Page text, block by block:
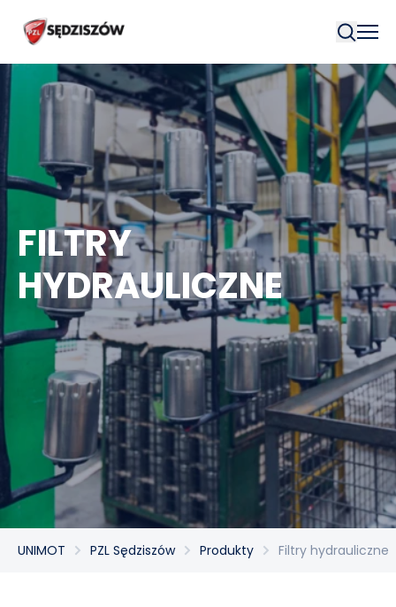
FILTRY
HYDRAULICZNE
UNIMOT PZL Sędziszów Produkty Filtry hydrauliczne